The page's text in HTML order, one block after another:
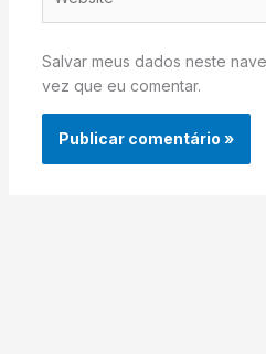
Salvar meus dados neste
vez que eu comentar.